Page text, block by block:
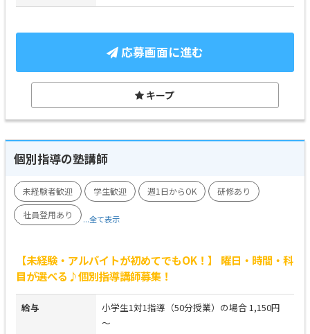
応募画面に進む
キープ
個別指導の塾講師
未経験者歓迎 学生歓迎 週1日からOK
研修あり
社員登用あり
...全て表示
【未経験・アルバイトが初めてでもOK！】 曜日・時間・科
目が選べる♪個別指導講師募集！
給与
小学生1対1指導（50分授業）の場合 1,150円
～